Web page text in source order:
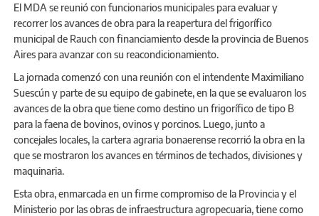
El MDA se reunió con funcionarios municipales para evaluar y
recorrer los avances de obra para la reapertura del frigorífico
municipal de Rauch con financiamiento desde la provincia de Buenos
Aires para avanzar con su reacondicionamiento.
La jornada comenzó con una reunión con el intendente Maximiliano
Suescún y parte de su equipo de gabinete, en la que se evaluaron los
avances de la obra que tiene como destino un frigorífico de tipo B
para la faena de bovinos, ovinos y porcinos. Luego, junto a
concejales locales, la cartera agraria bonaerense recorrió la obra en la
que se mostraron los avances en términos de techados, divisiones y
maquinaria.
Esta obra, enmarcada en un firme compromiso de la Provincia y el
Ministerio por las obras de infraestructura agropecuaria, tiene como